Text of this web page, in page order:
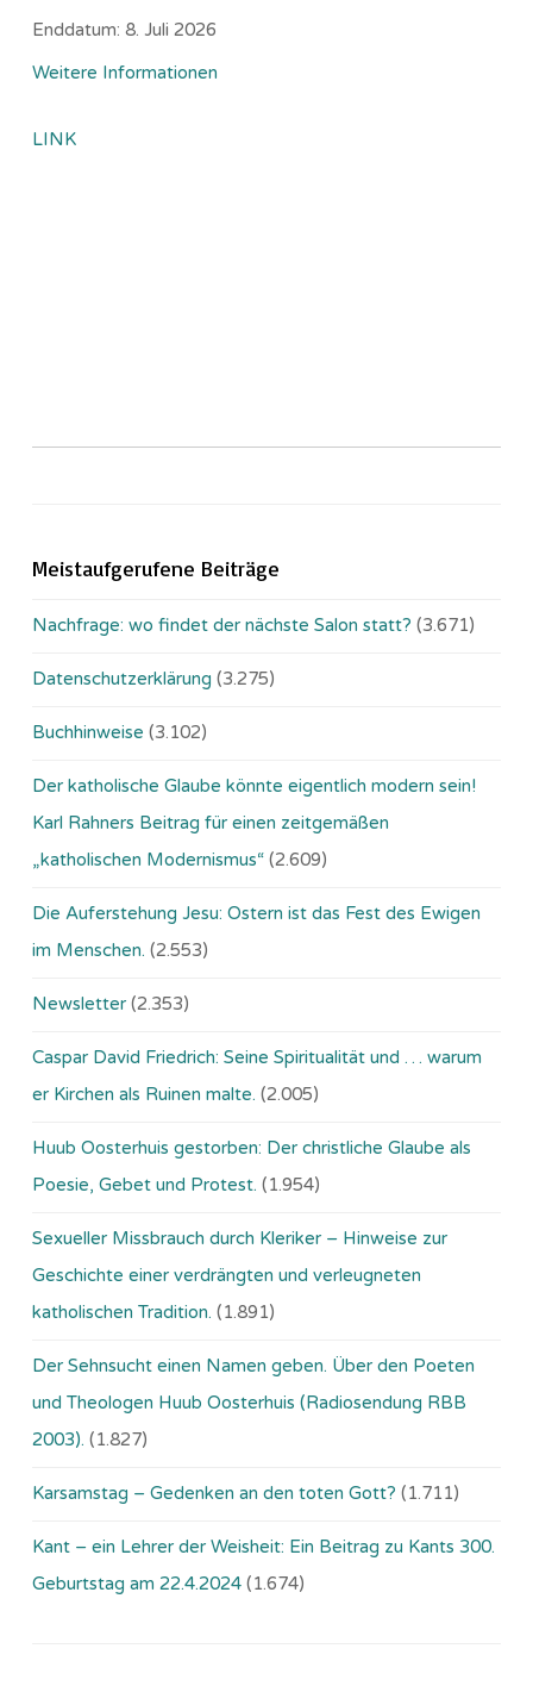
Enddatum: 8. Juli 2026
Weitere Informationen
LINK
Meistaufgerufene Beiträge
Nachfrage: wo findet der nächste Salon statt? (3.671)
Datenschutzerklärung (3.275)
Buchhinweise (3.102)
Der katholische Glaube könnte eigentlich modern sein!
Karl Rahners Beitrag für einen zeitgemäßen
„katholischen Modernismus“ (2.609)
Die Auferstehung Jesu: Ostern ist das Fest des Ewigen
im Menschen. (2.553)
Newsletter (2.353)
Caspar David Friedrich: Seine Spiritualität und … warum
er Kirchen als Ruinen malte. (2.005)
Huub Oosterhuis gestorben: Der christliche Glaube als
Poesie, Gebet und Protest. (1.954)
Sexueller Missbrauch durch Kleriker – Hinweise zur
Geschichte einer verdrängten und verleugneten
katholischen Tradition. (1.891)
Der Sehnsucht einen Namen geben. Über den Poeten
und Theologen Huub Oosterhuis (Ra­dio­sen­dung RBB
2003). (1.827)
Karsamstag – Gedenken an den toten Gott? (1.711)
Kant – ein Lehrer der Weisheit: Ein Beitrag zu Kants 300.
Geburtstag am 22.4.2024 (1.674)